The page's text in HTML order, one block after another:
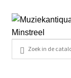
Ga
door
navigatie
Ga
naar
inhoud